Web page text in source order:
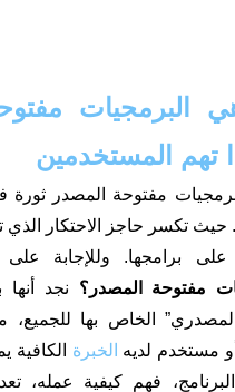
البرمجيات
تهم المستخدمين
مفتوحة المصدر ثورة
حيث تكسر حاجز الاحتكار
على برامجها. وللإجابة
مفتوحة المصدر ؟ نجد أنها
المصدري” الخاص بها
مستخدم لديه الخبرة الكافية
فهم كيفية عمله،